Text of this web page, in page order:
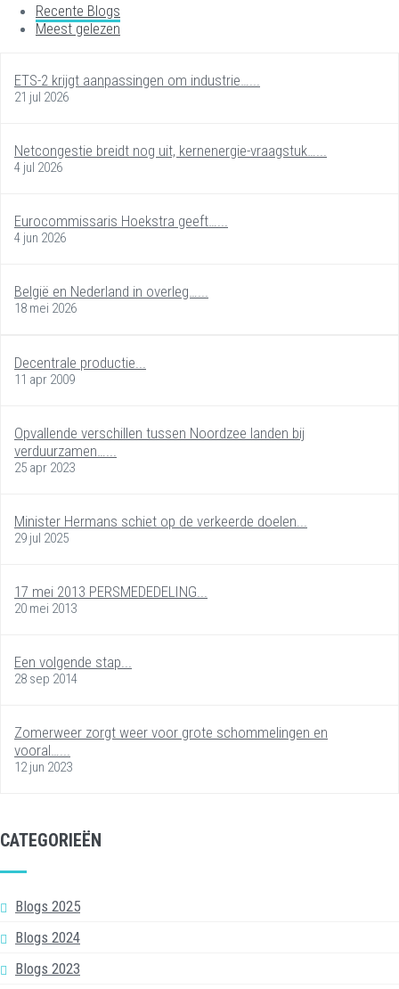
Recente Blogs
Meest gelezen
ETS-2 krijgt aanpassingen om industrie…...
21 jul 2026
Netcongestie breidt nog uit, kernenergie-vraagstuk…...
4 jul 2026
Eurocommissaris Hoekstra geeft…...
4 jun 2026
België en Nederland in overleg…...
18 mei 2026
Decentrale productie...
11 apr 2009
Opvallende verschillen tussen Noordzee landen bij
verduurzamen…...
25 apr 2023
Minister Hermans schiet op de verkeerde doelen...
29 jul 2025
17 mei 2013 PERSMEDEDELING...
20 mei 2013
Een volgende stap...
28 sep 2014
Zomerweer zorgt weer voor grote schommelingen en
vooral…...
12 jun 2023
CATEGORIEËN
Blogs 2025
Blogs 2024
Blogs 2023